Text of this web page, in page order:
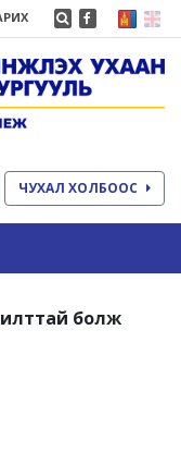
ЧУХАЛ ХОЛБООС
болж